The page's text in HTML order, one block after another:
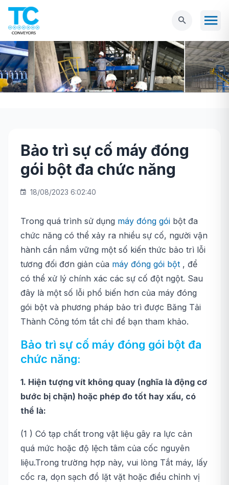
Trang chủ Tin tức
Bảo trì sự cố máy đóng
gói bột đa chức năng
Bảo trì sự cố máy đóng
gói bột đa chức năng
18/08/2023 6:02:40
Trong quá trình sử dụng máy đóng gói bột đa
chức năng có thể xảy ra nhiều sự cố, người vận
hành cần nắm vững một số kiến ​​thức bảo trì lỗi
tương đối đơn giản của máy đóng gói bột , để
có thể xử lý chính xác các sự cố đột ngột. Sau
đây là một số lỗi phổ biến hơn của máy đóng
gói bột và phương pháp bảo trì được Băng Tải
Thành Công tóm tắt chỉ để bạn tham khảo.
Bảo trì sự cố máy đóng gói bột đa
chức năng:
1. Hiện tượng vít không quay (nghĩa là động cơ
bước bị chặn) hoặc phép đo tốt hay xấu, có
thể là:
(1 ) Có tạp chất trong vật liệu gây ra lực cản
quá mức hoặc độ lệch tâm của cốc nguyên
liệu.Trong trường hợp này, vui lòng Tắt máy, lấy
cốc ra, dọn sạch đồ lặt vặt hoặc điều chỉnh vị